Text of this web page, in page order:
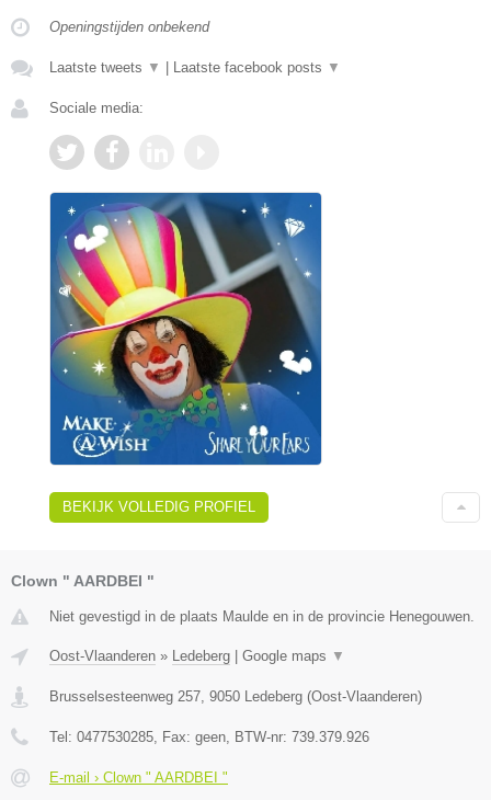
Openingstijden onbekend
Laatste tweets ▼ Laatste facebook posts ▼
Sociale media:
BEKIJK VOLLEDIG PROFIEL
Clown " AARDBEI "
Niet gevestigd in de plaats Maulde en in de provincie Henegouwen.
Oost-Vlaanderen » Ledeberg Google maps ▼
Brusselsesteenweg 257, 9050 Ledeberg (Oost-Vlaanderen)
Tel: 0477530285, Fax: geen, BTW-nr: 739.379.926
E-mail › Clown " AARDBEI "